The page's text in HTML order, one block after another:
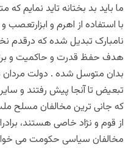
ما باید بد بختانه تاید نمایم
با استفاده از اهرم و
نامبارک تبدیل شده که درقدم
هدف حفظ قدرت و حاکمیت و
بدان متوسل شده . دولت مردان
تبعیض تا آنجا پیش رفتند و
که جانی ترین مخالفان مسلح
از قوم و نژاد خاصی هستند،
مخالفان سیاسی حکومت می